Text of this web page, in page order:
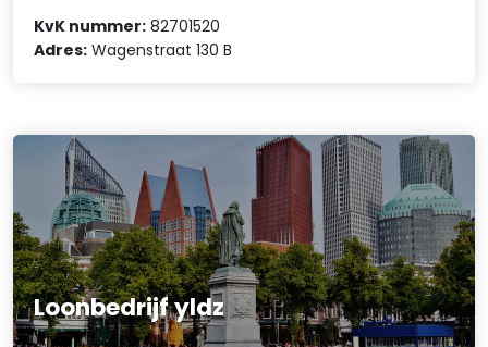
KvK nummer: 82701520
Adres: Wagenstraat 130 B
Loonbedrijf yldz